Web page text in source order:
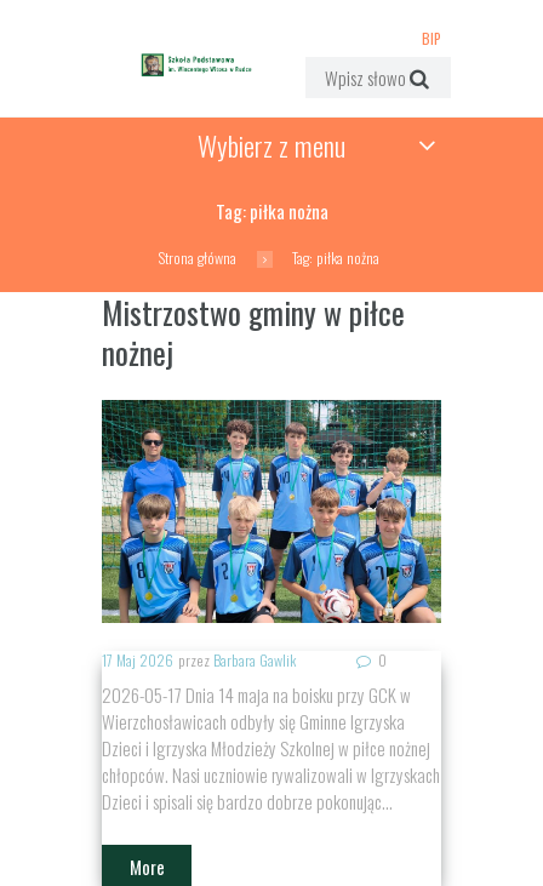
BIP
Wybierz z menu
Tag: piłka nożna
Strona główna Tag: piłka nożna
Mistrzostwo gminy w piłce
nożnej
17 Maj 2026 przez Barbara Gawlik 0
2026-05-17 Dnia 14 maja na boisku przy GCK w
Wierzchosławicach odbyły się Gminne Igrzyska
Dzieci i Igrzyska Młodzieży Szkolnej w piłce nożnej
chłopców. Nasi uczniowie rywalizowali w Igrzyskach
Dzieci i spisali się bardzo dobrze pokonując...
More